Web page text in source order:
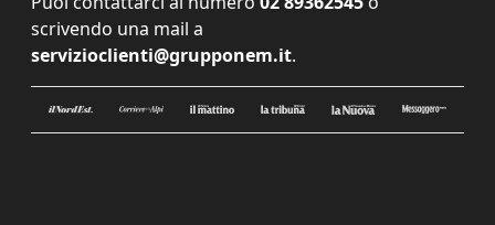
scrivendo una mail a
servizioclienti@grupponem.it.